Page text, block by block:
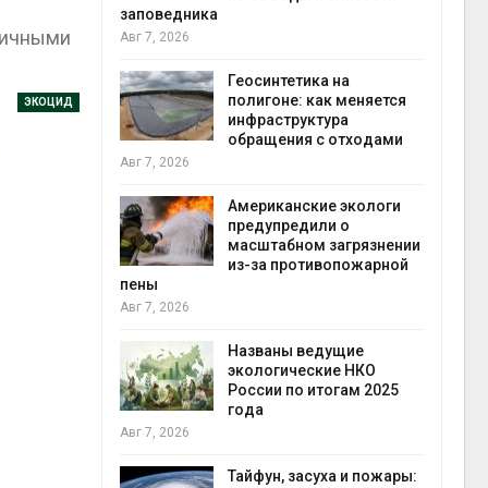
ЭКОЦИД
7, 2026
Геосинтетика на
полигоне: как меняется
инфраструктура
обращения с отходами
Американские экологи
предупредили о
масштабном загрязнении
из-за противопожарной
Названы ведущие
экологические НКО
России по итогам 2025
года
Тайфун, засуха и пожары:
контейнерных
Авг 7, 2026
Авг 6, 2026
Авг 6, 2026